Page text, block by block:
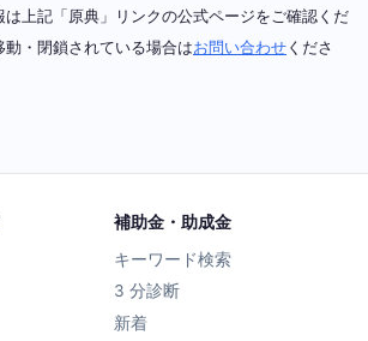
上記「原典」リンクの公式ページをご確認くだ
・閉鎖されている場合はお問い合わせ くださ
補助金・助成金
キーワード検索
3 分診断
新着